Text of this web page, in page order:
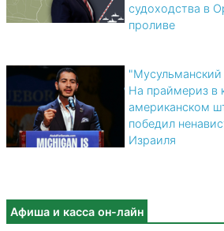
судоходства в
проливе
На праймериз в
американском
победил
Израиля
Афиша и касса он-лайн